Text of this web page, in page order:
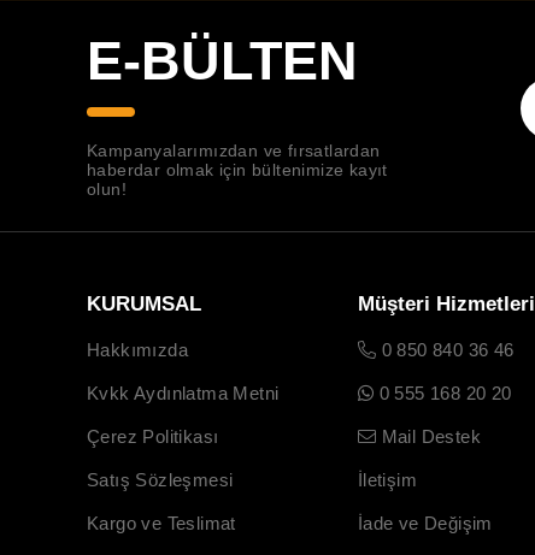
E-BÜLTEN
Kampanyalarımızdan ve fırsatlardan
haberdar olmak için bültenimize kayıt
olun!
KURUMSAL
Hakkımızda
Kvkk Aydınlatma Metni
Çerez Politikası
Satış Sözleşmesi
Kargo ve Teslimat
Müşteri Hizmetleri
0 850 840 36 46
0 555 168 20 20
Mail Destek
İletişim
İade ve Değişim